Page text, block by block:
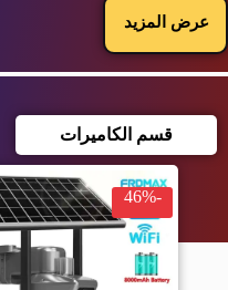
عرض المزيد
قسم الكاميرات
-46%